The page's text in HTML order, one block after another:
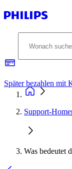
Später bezahlen mit
Support-
Was bedeutet